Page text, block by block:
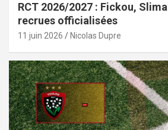
RCT 2026/2027 : Fickou,
recrues officialisées
11 juin 2026 Nicolas Dupre